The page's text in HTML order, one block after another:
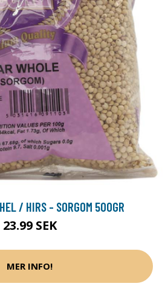
/ HIRS - SORGOM 500GR
23.99 SEK
MER INFO!